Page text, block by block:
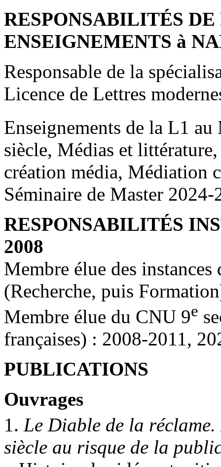
RESPONSABILITÉS
ENSEIGNEMENTS à
Responsable de la
Licence de Lettres
Enseignements de la L1
siècle, Médias et
création média, Médiation
Séminaire de Master
RESPONSABILITÉS
2008
Membre élue des
(Recherche, puis
Membre élue du CNU 9e
françaises) : 2008-2011,
PUBLICATIONS
Ouvrages
1. Le Diable de la
siècle au risque de la